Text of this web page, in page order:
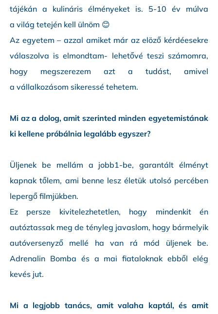
tájékán a kulináris élményeket is. 5-10 év múlva
a világ tetején kell ülnöm 😊
Az egyetem – azzal amiket már az elöző kérdéesekre
válaszolva is elmondtam- lehetővé teszi számomra,
hogy megszerezem azt a tudást, amivel
a vállalkozásom sikeressé tehetem.
Mi az a dolog, amit szerinted minden egyetemistának
ki kellene próbálnia legalább egyszer?
Üljenek be mellám a jobb1-be, garantált élményt
kapnak tőlem, ami benne lesz életük utolsó percében
lepergő filmjükben.
Ez persze kivitelezhetetlen, hogy mindenkit én
autóztassak meg de tényleg javaslom, hogy bármelyik
autóversenyző mellé ha van rá mód üljenek be.
Adrenalin Bomba és a mai fiataloknak ebből elég
kevés jut.
Mi a legjobb tanács, amit valaha kaptál, és amit